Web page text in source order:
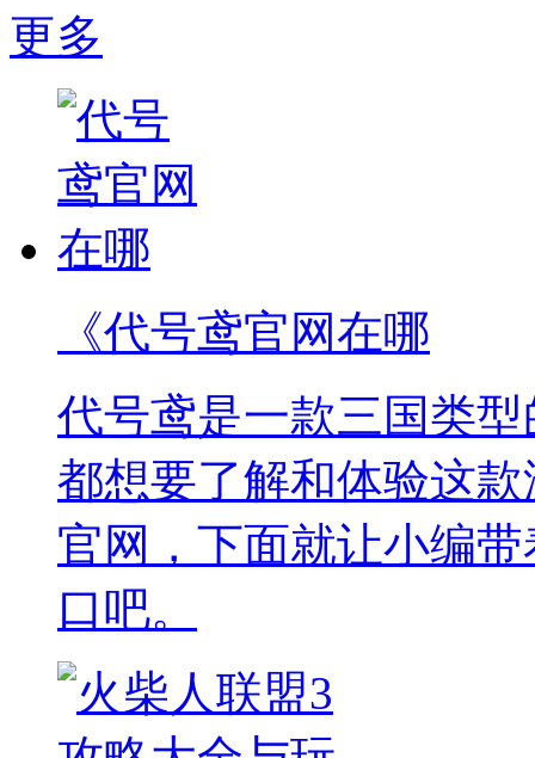
更多
《代号鸢官网在哪
代号鸢是一款三国类
都想要了解和体验这
官网，下面就让小编
口吧。